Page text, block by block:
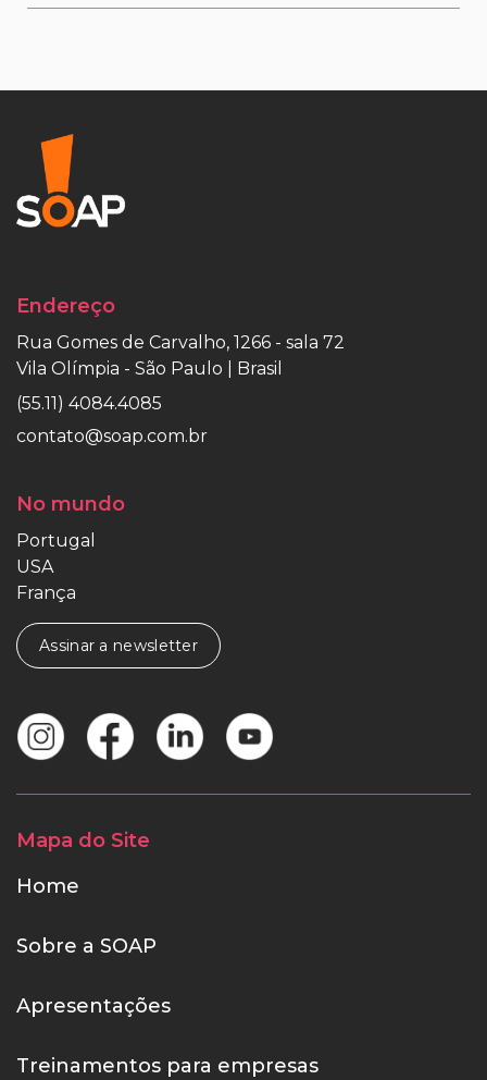
Endereço
Rua Gomes de Carvalho, 1266 - sala 72
Vila Olímpia - São Paulo | Brasil
(55.11) 4084.4085
contato@soap.com.br
No mundo
Portugal
USA
França
Assinar a newsletter
Mapa do Site
Home
Sobre a SOAP
Apresentações
Treinamentos para empresas